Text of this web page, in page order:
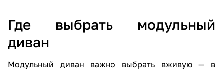
Где выбрать модульный
диван
Модульный диван важно выбрать вживую — в